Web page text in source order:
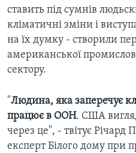
ставить під сумнів
кліматичні зміни і
на їх думку - створили
американської
сектору.
"Людина, яка заперечує
працює в ООН. США
через це", - твітує
експерт Білого дому при